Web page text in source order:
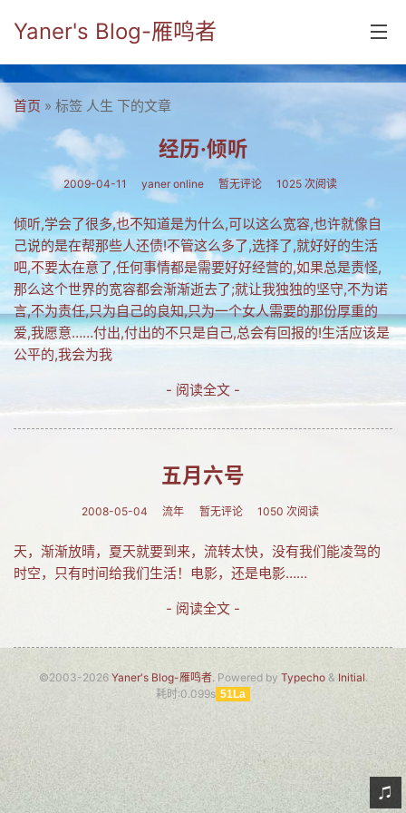
Yaner's Blog-雁鸣者
分类
yaner online
毕业留言册
流年
五笔难啊
流行.时代.天下
收藏.经典
网友情怀
链接
Nav
留言
首页 » 标签 人生 下的文章
经历·倾听
2009-04-11 yaner online 暂无评论 1025 次阅读
倾听,学会了很多,也不知道是为什么,可以这么宽容,也许就像自
己说的是在帮那些人还债!不管这么多了,选择了,就好好的生活
吧,不要太在意了,任何事情都是需要好好经营的,如果总是责怪,
那么这个世界的宽容都会渐渐逝去了;就让我独独的坚守,不为诺
言,不为责任,只为自己的良知,只为一个女人需要的那份厚重的
爱,我愿意……付出,付出的不只是自己,总会有回报的!生活应该是
公平的,我会为我
- 阅读全文 -
五月六号
2008-05-04 流年 暂无评论 1050 次阅读
天，渐渐放晴，夏天就要到来，流转太快，没有我们能凌驾的
时空，只有时间给我们生活！电影，还是电影……
- 阅读全文 -
©2003-2026 Yaner's Blog-雁鸣者. Powered by Typecho& Initial.
耗时:0.099s 51La